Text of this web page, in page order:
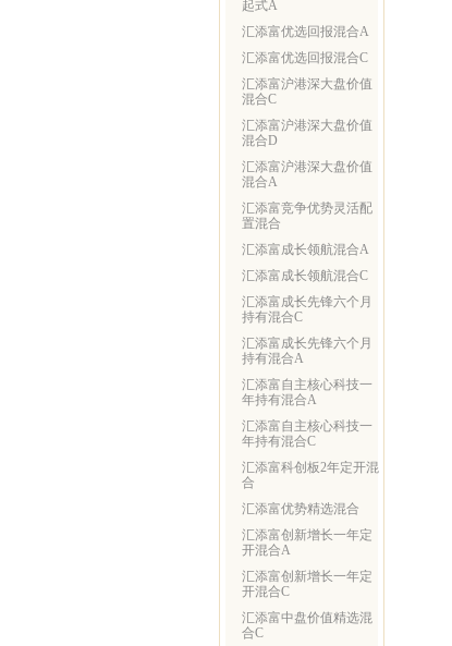
起式A
汇添富优选回报混合A
汇添富优选回报混合C
汇添富沪港深大盘价值
混合C
汇添富沪港深大盘价值
混合D
汇添富沪港深大盘价值
混合A
汇添富竞争优势灵活配
置混合
汇添富成长领航混合A
汇添富成长领航混合C
汇添富成长先锋六个月
持有混合C
汇添富成长先锋六个月
持有混合A
汇添富自主核心科技一
年持有混合A
汇添富自主核心科技一
年持有混合C
汇添富科创板2年定开混
合
汇添富优势精选混合
汇添富创新增长一年定
开混合A
汇添富创新增长一年定
开混合C
汇添富中盘价值精选混
合C